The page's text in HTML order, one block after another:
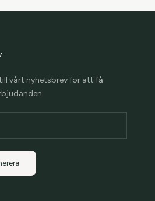
vårt nyhetsbrev för att få